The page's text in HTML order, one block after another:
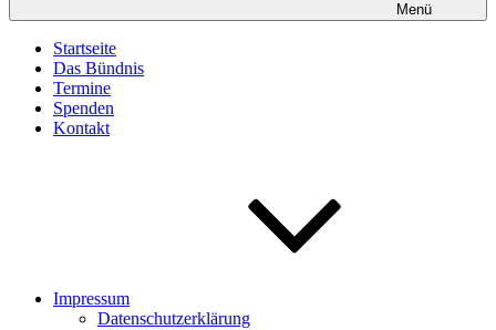
Menü
Startseite
Das Bündnis
Termine
Spenden
Kontakt
Impressum
Datenschutzerklärung